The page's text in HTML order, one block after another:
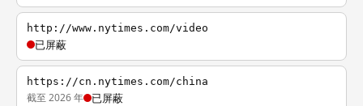
http://www.nytimes.com/video
已屏蔽
https://cn.nytimes.com/china
截至 2026 年 已屏蔽